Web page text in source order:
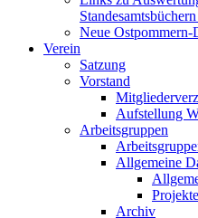
Neue Ostpommern-
Verein
Satzung
Vorstand
Aufstellung
Arbeitsgruppen
Allgemeine
Archiv